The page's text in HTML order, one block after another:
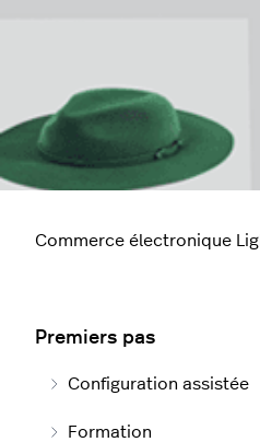
Commerce électronique
Premiers pas
Configuration assistée
Formation